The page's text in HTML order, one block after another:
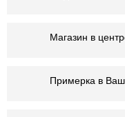
Магазин в
Примерка в